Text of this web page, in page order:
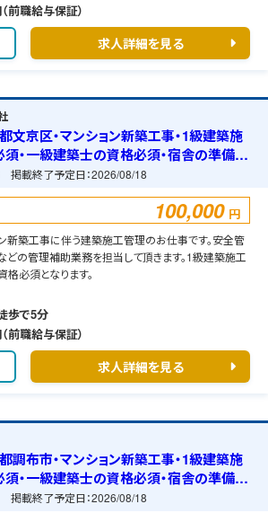
前職給与保証）
求人詳細を見る
文京区・マンション新築工事・1級建築施
・一級建築士の資格必須・宿舎の準備可
掲載終了予定日：2026/08/18
100,000 円
新築工事に伴う建築施工管理のお仕事です。安全管
どの管理補助業務を担当して頂きます。1級建築施工
必須となります。
歩で5分
前職給与保証）
求人詳細を見る
調布市・マンション新築工事・1級建築施
・一級建築士の資格必須・宿舎の準備可
掲載終了予定日：2026/08/18